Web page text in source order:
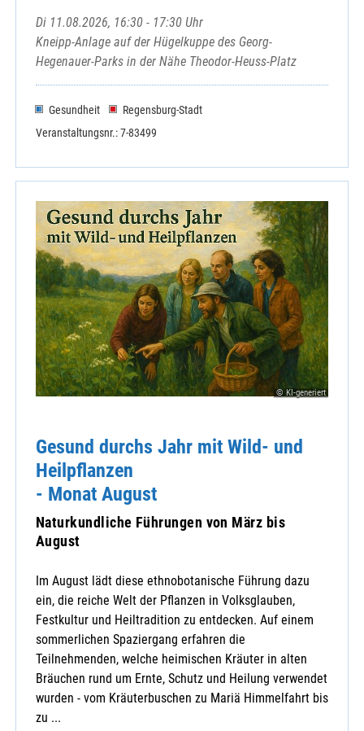
Di 11.08.2026, 16:30 - 17:30 Uhr
Kneipp-Anlage auf der Hügelkuppe des Georg-
Hegenauer-Parks in der Nähe Theodor-Heuss-Platz
Gesundheit
Regensburg-Stadt
Veranstaltungsnr.: 7-83499
© KI-generiert
Gesund durchs Jahr mit Wild- und
Heilpflanzen
- Monat August
Naturkundliche Führungen von März bis
August
Im August lädt diese ethnobotanische Führung dazu
ein, die reiche Welt der Pflanzen in Volksglauben,
Festkultur und Heiltradition zu entdecken. Auf einem
sommerlichen Spaziergang erfahren die
Teilnehmenden, welche heimischen Kräuter in alten
Bräuchen rund um Ernte, Schutz und Heilung verwendet
wurden - vom Kräuterbuschen zu Mariä Himmelfahrt bis
zu ...